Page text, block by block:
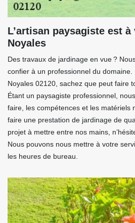
L’artisan paysagiste est
Noyales
Des travaux de jardinage en vue ?
confier à un professionnel du
Noyales 02120, sachez que peut faire
Étant un paysagiste professionnel,
faire, les compétences et les matériels
faire une prestation de jardinage de
projet à mettre entre nos mains,
Nous pouvons nous mettre à votre
les heures de bureau.